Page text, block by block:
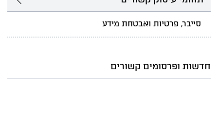
סייבר, פרטיות ואבטחת מידע
חדשות ופרסומים קשורים